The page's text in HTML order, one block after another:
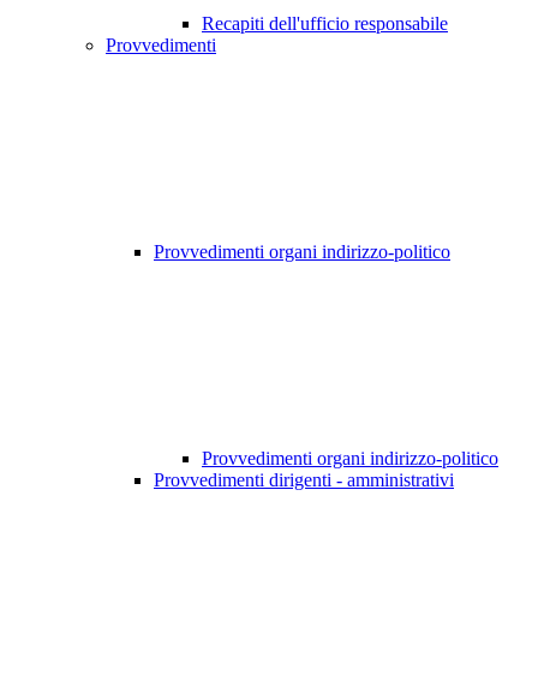
Recapiti dell'ufficio responsabile
Provvedimenti
Provvedimenti organi indirizzo-politico
Provvedimenti organi indirizzo-politico
Provvedimenti dirigenti - amministrativi